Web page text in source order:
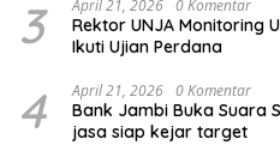
3 April 21, 2026 0 Komentar
Rektor UNJA Monitoring
Ikuti Ujian Perdana
4 April 21, 2026 0 Komentar
Bank Jambi Buka Suara
jasa siap kejar target